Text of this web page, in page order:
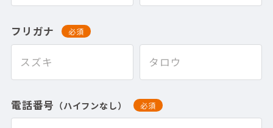
フリガナ 必須
電話番号 （ハイフンなし） 必須